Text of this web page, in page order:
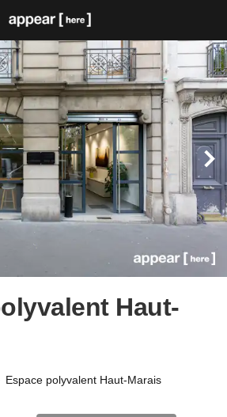
Haut-
Espace polyvalent Haut-Marais